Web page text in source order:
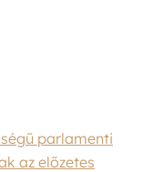
parlamenti
az előzetes